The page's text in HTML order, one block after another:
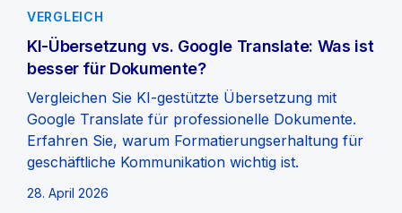
VERGLEICH
KI-Übersetzung vs. Google Translate: Was ist
besser für Dokumente?
Vergleichen Sie KI-gestützte Übersetzung mit
Google Translate für professionelle Dokumente.
Erfahren Sie, warum Formatierungserhaltung für
geschäftliche Kommunikation wichtig ist.
28. April 2026